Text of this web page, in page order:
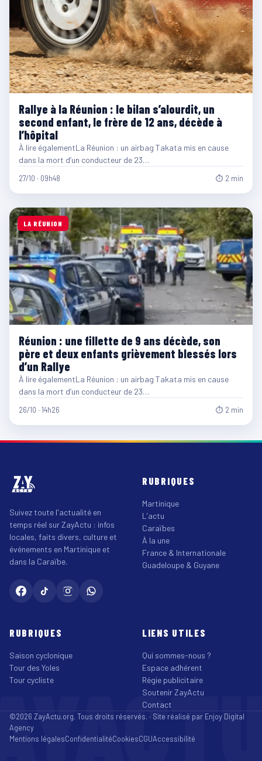
Rallye à la Réunion : le bilan s’alourdit, un
second enfant, le frère de 12 ans, décède à
l’hôpital
À lire égalementLa Réunion : un airbag Takata mis en cause
dans la mort d’un conducteur de 23…
27/10 · 09h48 ⏱ 2 min
LA RÉUNION
Réunion : une fillette de 9 ans décède, son
père et deux enfants grièvement blessés lors
d’un Rallye
À lire égalementLa Réunion : un airbag Takata mis en cause
dans la mort d’un conducteur de 23…
26/10 · 14h26 ⏱ 2 min
Suivez toute l'actualité en
temps réel sur ZayActu : infos
locales, faits divers, culture et
événements en Martinique et
dans la Caraïbe.
RUBRIQUES
Martinique
L'actu
Caraïbes
À la une
France & Internationale
Guadeloupe & Guyane
RUBRIQUES
Saison cyclonique
Tour des Yoles
Tour cycliste
LIENS UTILES
Qui sommes-nous ?
Espace adhérent
Régie publicitaire
Soutenir ZayActu
Contact
©2026 ZayActu.org. Tous droits réservés. · Site réalisé par Enjoy Digital
Agency
Mentions légalesConfidentialitéCookiesCGUAccessibilité